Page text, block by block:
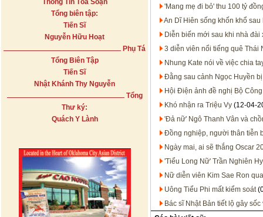
Thông Tin Tòa Soạn
Tổng biên tập:
Tiến Sĩ
Nguyễn Hữu Hoạt
Phụ Tá
Tổng Biên Tập
Tiến Sĩ
Nhật Khánh Thy Nguyễn
Tổng
Thư ký:
Quách Y Lành
'Mang mẹ đi bỏ' thu 100 tỷ
An Dĩ Hiên sống khốn khổ
Diễn biến mới sau khi nhà
3 diễn viên nổi tiếng quê Thái
Nhung Kate nói về việc chia
Đằng sau cảnh Ngọc Huyền
Hội Điện ảnh đề nghị Bộ
Khó nhận ra Triệu Vy (12-04-
'Đả nữ' Ngô Thanh Vân và
Đồng nghiệp, người thân tiễn
Ngày mai, ai sẽ thắng Oscar
'Tiểu Long Nữ' Trần Nghiên
Nữ diễn viên Kim Sae Ron
Uông Tiểu Phi mất kiểm soát
Bác sĩ Nhật Bản tiết lộ gây